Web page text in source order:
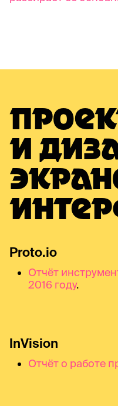
И
Proto.io
Отчёт
2016 году.
InVision
Отчёт о работе